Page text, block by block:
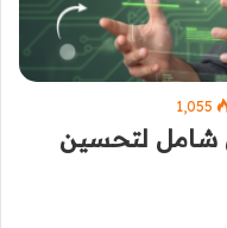
1٬055
شامل لتحسين